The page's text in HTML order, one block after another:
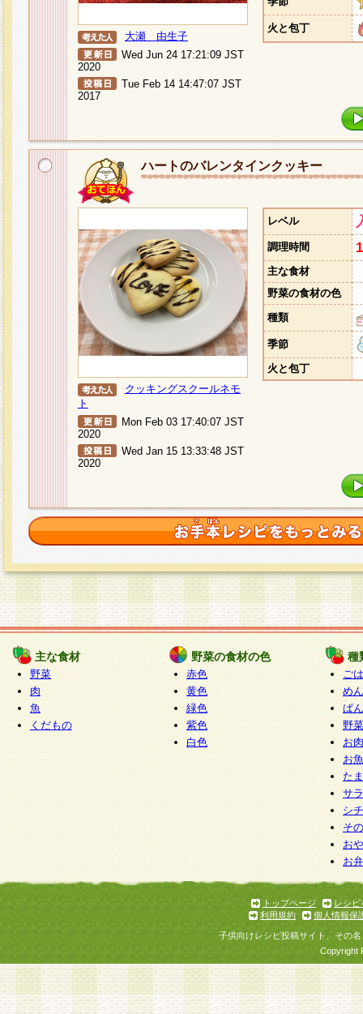
大瀬 由生子
Wed Jun 24 17:21:09 JST
2020
Tue Feb 14 14:47:07 JST
2017
火と包丁
ハートのバレンタインクッキー
クッキングスクールネモ
ト
Mon Feb 03 17:40:07 JST
2020
Wed Jan 15 13:33:48 JST
2020
レベル
調理時間
主な食材
野菜の食材の色
種類
季節
火と包丁
主な食材
野菜
肉
魚
くだもの
野菜の食材の色
赤色
黄色
緑色
紫色
白色
種
ご
めん
ぱん
野
お
お
た
サ
シ
そ
お
お
トップページ
レシピ
利用規約
個人情報保
子供向けレシピ投稿サイト、その
Copyright